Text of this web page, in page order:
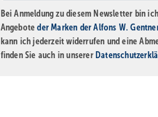
Bei Anmeldung zu diesem Newsletter bin
Angeboteder Marken der Alfons W.
kann ich jederzeit widerrufen und eine
finden Sie auch in unserer